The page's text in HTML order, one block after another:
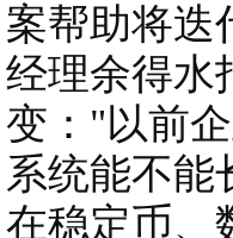
案帮助将迭
经理余得水
变："以前
系统能不能
在稳定币、